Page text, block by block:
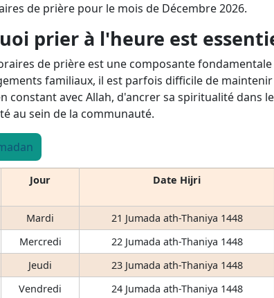
de prière pour le mois de Décembre 2026.
prier à l'heure est
de prière est une composante
familiaux, il est parfois difficile de
constant avec Allah, d'ancrer sa spiritualité dans
au sein de la communauté.
Jour Date Hijri
Mardi 21 Jumada ath-Thaniya 1448
Mercredi 22 Jumada ath-Thaniya 1448
Jeudi 23 Jumada ath-Thaniya 1448
Vendredi 24 Jumada ath-Thaniya 1448